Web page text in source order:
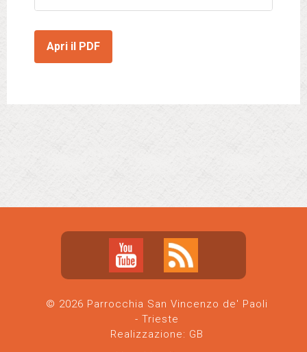
Apri il PDF
© 2026 Parrocchia San Vincenzo de' Paoli
- Trieste
Realizzazione: GB